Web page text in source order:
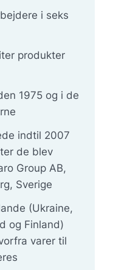
i seks
produkter
1975 og i de
indtil 2007
de blev
Group AB,
Sverige
(Ukraine,
og Finland)
varer til